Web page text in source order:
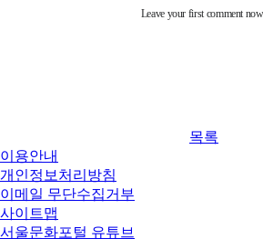
목록
이용안내
개인정보처리방침
이메일 무단수집거부
사이트맵
서울문화포털 유튜브